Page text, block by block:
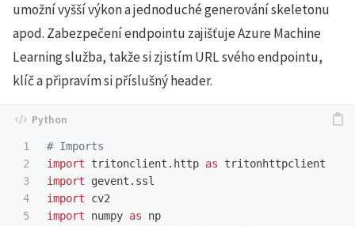
umožní vyšší výkon a jednoduché generování skeletonu
apod. Zabezpečení endpointu zajišťuje Azure Machine
Learning služba, takže si zjistím URL svého endpointu,
klíč a připravím si příslušný header.
1
2
3
4
5
import
tritonclient.http as
tritonhttpclient
import
gevent.ssl
import
cv2
import
numpy as
np